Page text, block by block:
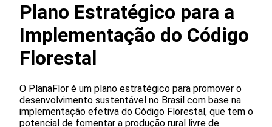
Plano Estratégico para a
Implementação do Código
Florestal
O PlanaFlor é um plano estratégico para promover o
desenvolvimento sustentável no Brasil com base na
implementação efetiva do Código Florestal, que tem o
potencial de fomentar a produção rural livre de